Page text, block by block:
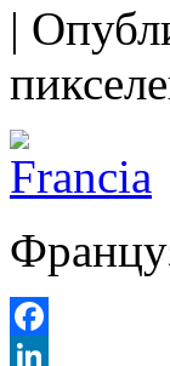
|
Facebook